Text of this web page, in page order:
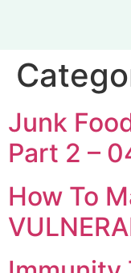
Junk
Part 2 –
How To